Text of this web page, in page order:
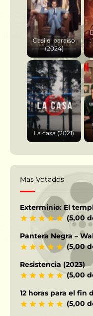
Casi el paraíso
(2024)
:
La casa (2021)
Mas Votados
Exterminio: El
(5,00
Pantera Negra –
(5,00
Resistencia (2023)
(5,00
12 horas para el fin
(5,00